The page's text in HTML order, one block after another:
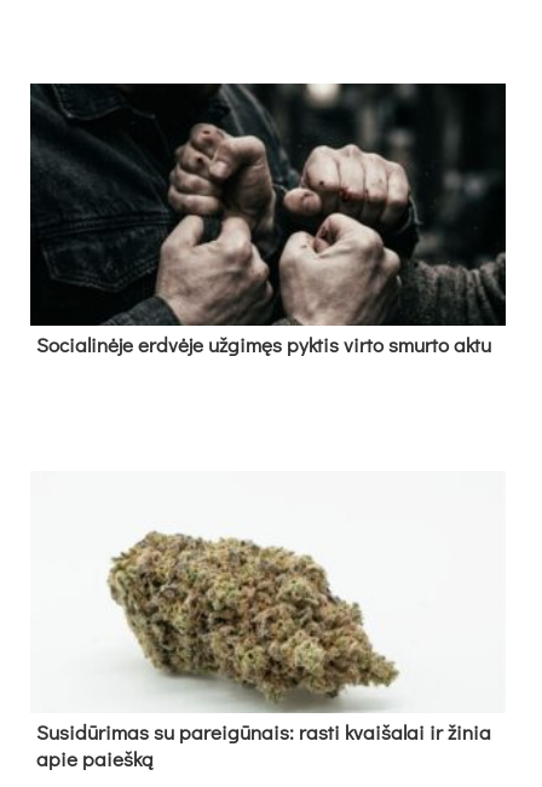
So­cia­li­nė­je erd­vė­je už­gi­męs pyk­tis vir­to smur­to ak­tu
Su­si­dū­ri­mas su pa­rei­gū­nais: ras­ti kvai­ša­lai ir ži­nia
apie paieš­ką